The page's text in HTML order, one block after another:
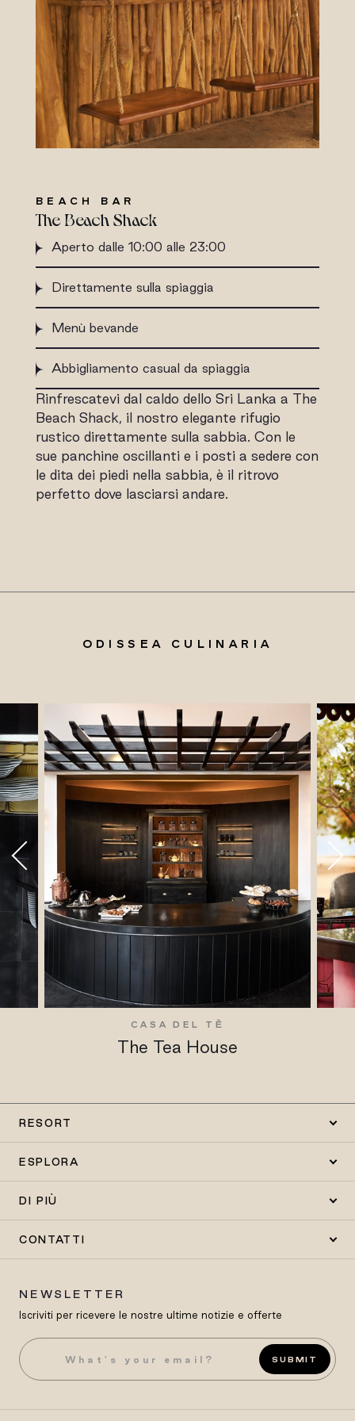
BEACH BAR
The Beach Shack
Aperto dalle 10:00 alle 23:00
Direttamente sulla spiaggia
Menù bevande
Abbigliamento casual da spiaggia
Rinfrescatevi dal caldo dello Sri Lanka a The
Beach Shack, il nostro elegante rifugio
rustico direttamente sulla sabbia. Con le
sue panchine oscillanti e i posti a sedere con
le dita dei piedi nella sabbia, è il ritrovo
perfetto dove lasciarsi andare.
ODISSEA CULINARIA
CASA DEL TÈ
The Tea House
RESORT
ESPLORA
DI PIÙ
CONTATTI
NEWSLETTER
Iscriviti per ricevere le nostre ultime notizie e offerte
SUBMIT